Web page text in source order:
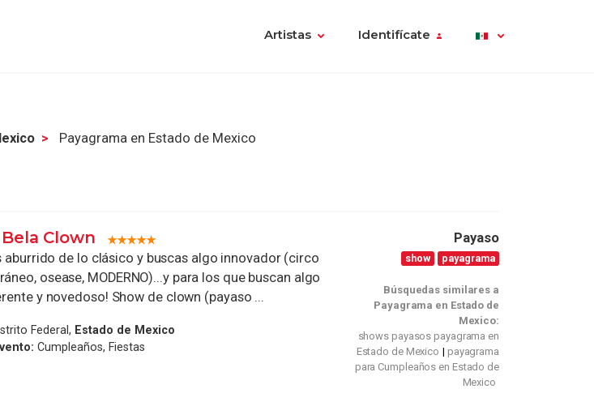
Artistas Identifícate
Payagrama en Estado de Mexico
Clown
aburrido de lo clásico y buscas algo innovador (circo
osease, MODERNO)...y para los que buscan algo
y novedoso! Show de clown (payaso ...
Federal, Estado de Mexico
Cumpleaños, Fiestas
Payaso
show payagrama
Búsquedas similares a
Payagrama en Estado de
Mexico:
shows payasos payagrama en
Estado de Mexico
payagrama
para Cumpleaños en Estado de
Mexico